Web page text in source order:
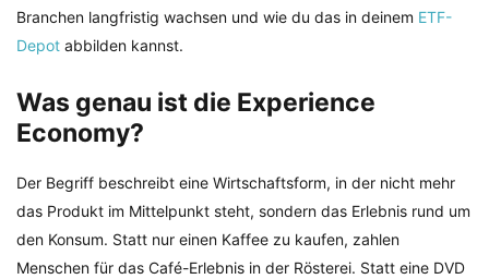
Branchen langfristig wachsen und wie du das in deinem ETF-
Depot abbilden kannst.
Was genau ist die Experience
Economy?
Der Begriff beschreibt eine Wirtschaftsform, in der nicht mehr
das Produkt im Mittelpunkt steht, sondern das Erlebnis rund um
den Konsum. Statt nur einen Kaffee zu kaufen, zahlen
Menschen für das Café-Erlebnis in der Rösterei. Statt eine DVD